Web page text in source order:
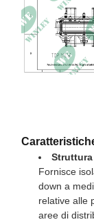
Fornisce
down a
relative alle
aree di